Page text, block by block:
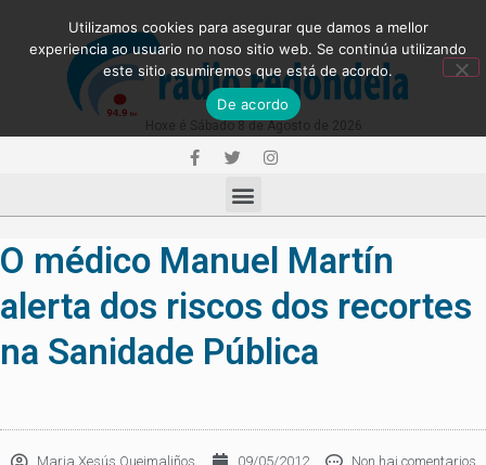
O médico Manuel Martín
alerta dos riscos dos recortes
na Sanidade Pública
Maria Xesús Queimaliños 09/05/2012 Non hai comentarios
Utilizamos cookies para asegurar que damos a mellor
experiencia ao usuario no noso sitio web. Se continúa utilizando
este sitio asumiremos que está de acordo.
De acordo